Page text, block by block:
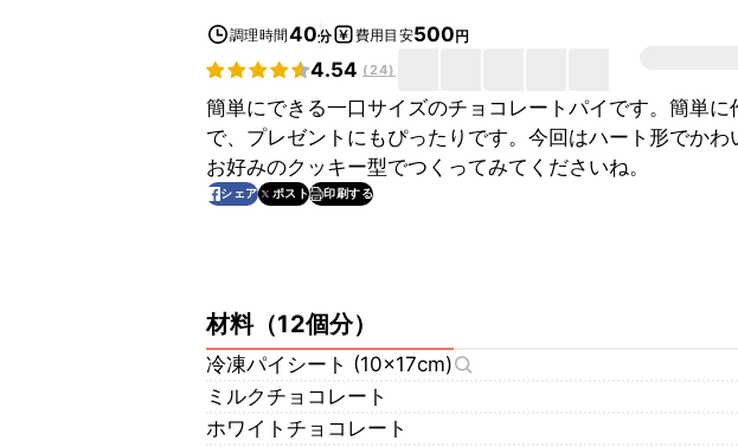
調理時間40分 費用目安500円
4.54 (24)
簡単にできる一口サイズのチョコレートパイです。簡単
で、プレゼントにもぴったりです。今回はハート形でかわ
お好みのクッキー型でつくってみてくださいね。
シェア ポスト 印刷する
材料（12個分）
冷凍パイシート (10×17cm)
ミルクチョコレート
ホワイトチョコレート